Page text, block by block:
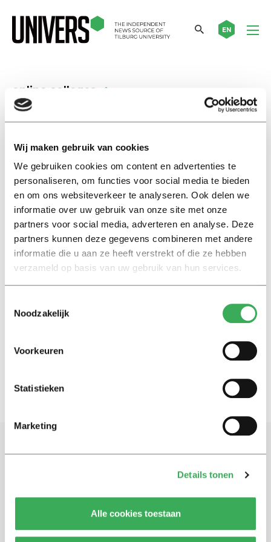
Wij maken gebruik van cookies
We gebruiken cookies om content en advertenties te
personaliseren, om functies voor social media te bieden
en om ons websiteverkeer te analyseren. Ook delen we
informatie over uw gebruik van onze site met onze
partners voor social media, adverteren en analyse. Deze
partners kunnen deze gegevens combineren met andere
informatie die u aan ze heeft verstrekt of die ze hebben
verzameld op basis van uw gebruik van hun services.
Noodzakelijk
Voorkeuren
Statistieken
Marketing
Details tonen
Alle cookies toestaan
EN
online colleges
Studenten: videobellen prima,
15 mei 2020
Nieuws
Colleges en tentamens op
afstand voor de rest van het
studiejaar
25 maart 2020
Afstandsonderwijs: het lukt,
Schrijf je in voor onze nieuwsbrief
Blijf op de hoogte. Meld je aan voor de nieuwsbrief van
Univers.
Aanmelden